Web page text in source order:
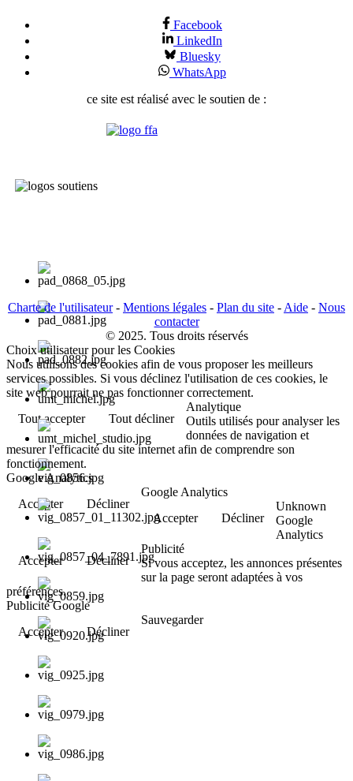
Facebook
LinkedIn
Bluesky
WhatsApp
ce site est réalisé avec le soutien de :
Charte de l'utilisateur- Mentions légales - Plan du site - Aide - Nous
contacter
© 2025. Tous droits réservés
Choix utilisateur pour les Cookies
Nous utilisons des cookies afin de vous proposer les meilleurs
services possibles. Si vous déclinez l'utilisation de ces cookies, le
site web pourrait ne pas fonctionner correctement.
Tout accepter
Tout décliner
Analytique
Outils utilisés pour analyser les
données de navigation et
mesurer l'efficacité du site internet afin de comprendre son
fonctionnement.
Google Analytics
Accepter
Décliner
Google Analytics
Accepter
Décliner
Unknown
Google
Analytics
Accepter
Décliner
Publicité
Si vous acceptez, les annonces présentes
sur la page seront adaptées à vos
préférences.
Publicité Google
Accepter
Décliner
Sauvegarder